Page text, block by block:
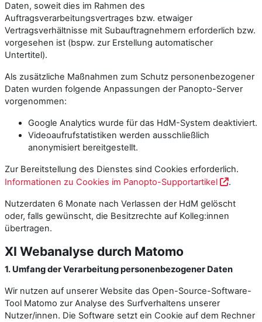
Daten, soweit dies im Rahmen des
Auftragsverarbeitungsvertrages bzw. etwaiger
Vertragsverhältnisse mit Subauftragnehmern erforderlich bzw.
vorgesehen ist (bspw. zur Erstellung automatischer
Untertitel).
Als zusätzliche Maßnahmen zum Schutz personenbezogener
Daten wurden folgende Anpassungen der Panopto-Server
vorgenommen:
Google Analytics wurde für das HdM-System deaktiviert.
Videoaufrufstatistiken werden ausschließlich
anonymisiert bereitgestellt.
Zur Bereitstellung des Dienstes sind Cookies erforderlich.
Informationen zu Cookies im Panopto-Supportartikel
.
Nutzerdaten 6 Monate nach Verlassen der HdM gelöscht
oder, falls gewünscht, die Besitzrechte auf Kolleg:innen
übertragen.
XI Webanalyse durch Matomo
1. Umfang der Verarbeitung personenbezogener Daten
Wir nutzen auf unserer Website das Open-Source-Software-
Tool Matomo zur Analyse des Surfverhaltens unserer
Nutzer/innen. Die Software setzt ein Cookie auf dem Rechner